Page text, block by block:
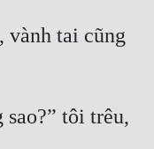
vành tai cũng
tôi trêu,